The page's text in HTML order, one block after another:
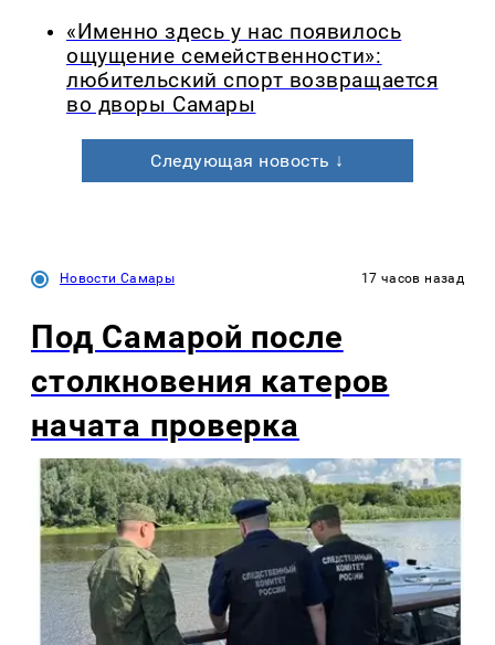
«Именно здесь у нас появилось
ощущение семейственности»:
любительский спорт возвращается
во дворы Самары
Следующая новость ↓
Новости Самары 17 часов назад
Под Самарой после
столкновения катеров
начата проверка